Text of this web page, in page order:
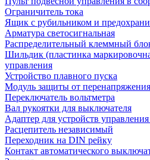
Ограничитель тока
Ящик с рубильником и
Арматура светосигнальная
Распределительный клеммный
Шильдик (пластинка
управления
Устройство плавного пуска
Модуль защиты от перенапряжения
Переключатель вольтметра
Вал рукоятки для выключателя
Адаптер для устройств
Расцепитель независимый
Переходник на DIN рейку
Контакт автоматического